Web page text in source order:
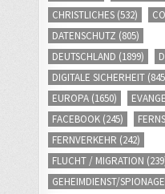
CHRISTLICHES (532)
DATENSCHUTZ (805)
DEUTSCHLAND (1899)
DIGITALE SICHERHEIT
EUROPA (1650)
FACEBOOK (245)
FERNVERKEHR (242)
FLUCHT / MIGRATION
GEHEIMDIENST/SPIONAGE